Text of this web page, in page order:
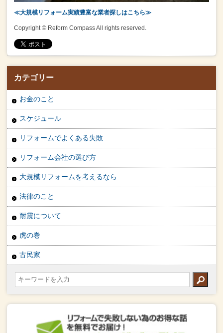
≪大規模リフォーム実績豊富な業者探しはこちら≫
Copyright © Reform Compass All rights reserved.
カテゴリー
お金のこと
スケジュール
リフォームでよくある失敗
リフォーム会社の選び方
大規模リフォームを考えるなら
法律のこと
耐震について
虎の巻
古民家